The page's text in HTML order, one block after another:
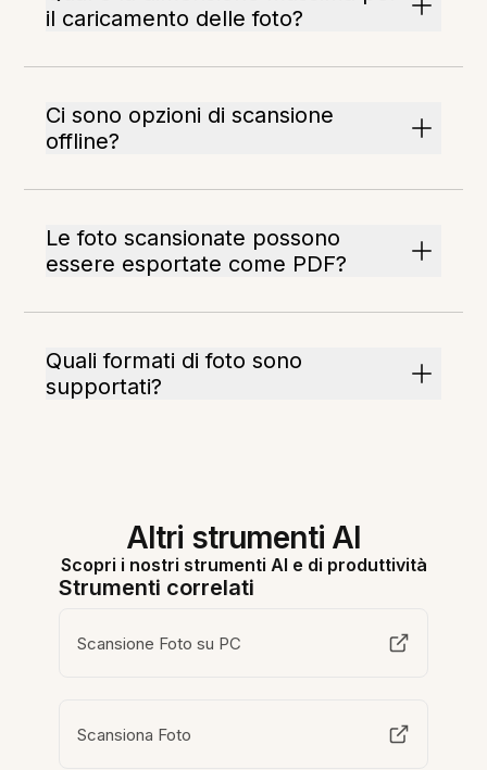
il caricamento delle foto?
Ci sono opzioni di scansione
offline?
Le foto scansionate possono
essere esportate come PDF?
Quali formati di foto sono
supportati?
Altri strumenti AI
Scopri i nostri strumenti AI e di produttività
Strumenti correlati
Scansione Foto su PC
Scansiona Foto